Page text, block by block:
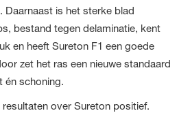
Daarnaast is het sterke blad
bestand tegen delaminatie, kent
en heeft Sureton F1 een goede
zet het ras een nieuwe standaard
én schoning.
over Sureton positief.